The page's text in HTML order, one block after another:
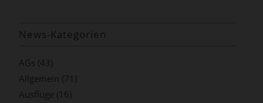
News-Kategorien
AGs (43)
Allgemein (71)
Ausflüge (16)